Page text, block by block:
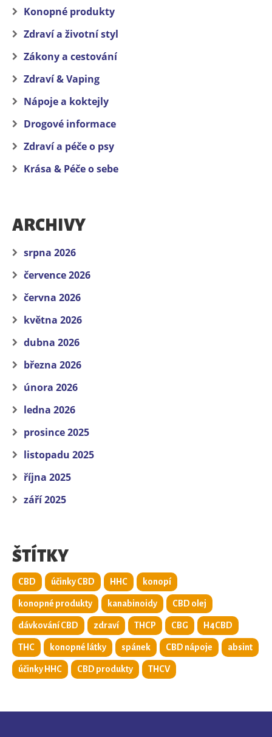
Konopné produkty
Zdraví a životní styl
Zákony a cestování
Zdraví & Vaping
Nápoje a koktejly
Drogové informace
Zdraví a péče o psy
Krása & Péče o sebe
ARCHIVY
srpna 2026
července 2026
června 2026
května 2026
dubna 2026
března 2026
února 2026
ledna 2026
prosince 2025
listopadu 2025
října 2025
září 2025
ŠTÍTKY
CBD účinky CBD HHC konopí
konopné produkty kanabinoidy CBD olej
dávkování CBD zdraví THCP CBG H4CBD
THC konopné látky spánek CBD nápoje absint
účinky HHC CBD produkty THCV